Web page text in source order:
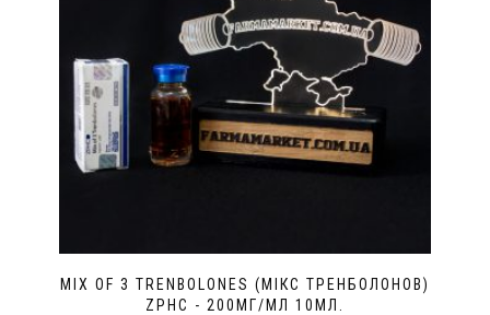
MIX OF 3 TRENBOLONES (МІКС ТРЕНБОЛОНОВ)
ZPHC - 200МГ/МЛ 10МЛ.